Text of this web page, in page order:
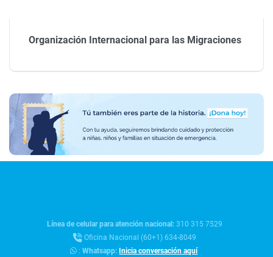
Organización Internacional para las Migraciones
Línea de celular para atención nacional:310 315 7529
Oficina Nacional (60+1) 634-8049
:Whatsapp: Inicia conversación aquí